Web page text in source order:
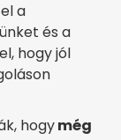
a
és a
hogy jól
hogymég